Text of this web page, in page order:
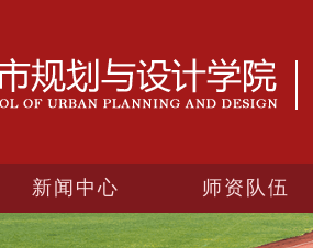
新闻中心 师资队伍